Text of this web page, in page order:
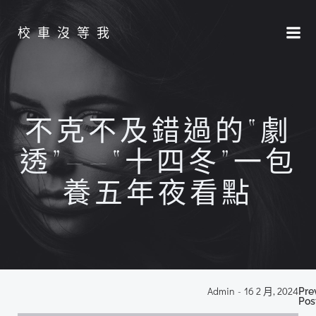
校車沒等我
不克不及錯過的“劇
透”——“十四冬”一包
養五年夜看點
Admin - 16 2 月, 2024